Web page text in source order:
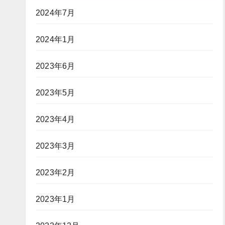
2024年7月
2024年1月
2023年6月
2023年5月
2023年4月
2023年3月
2023年2月
2023年1月